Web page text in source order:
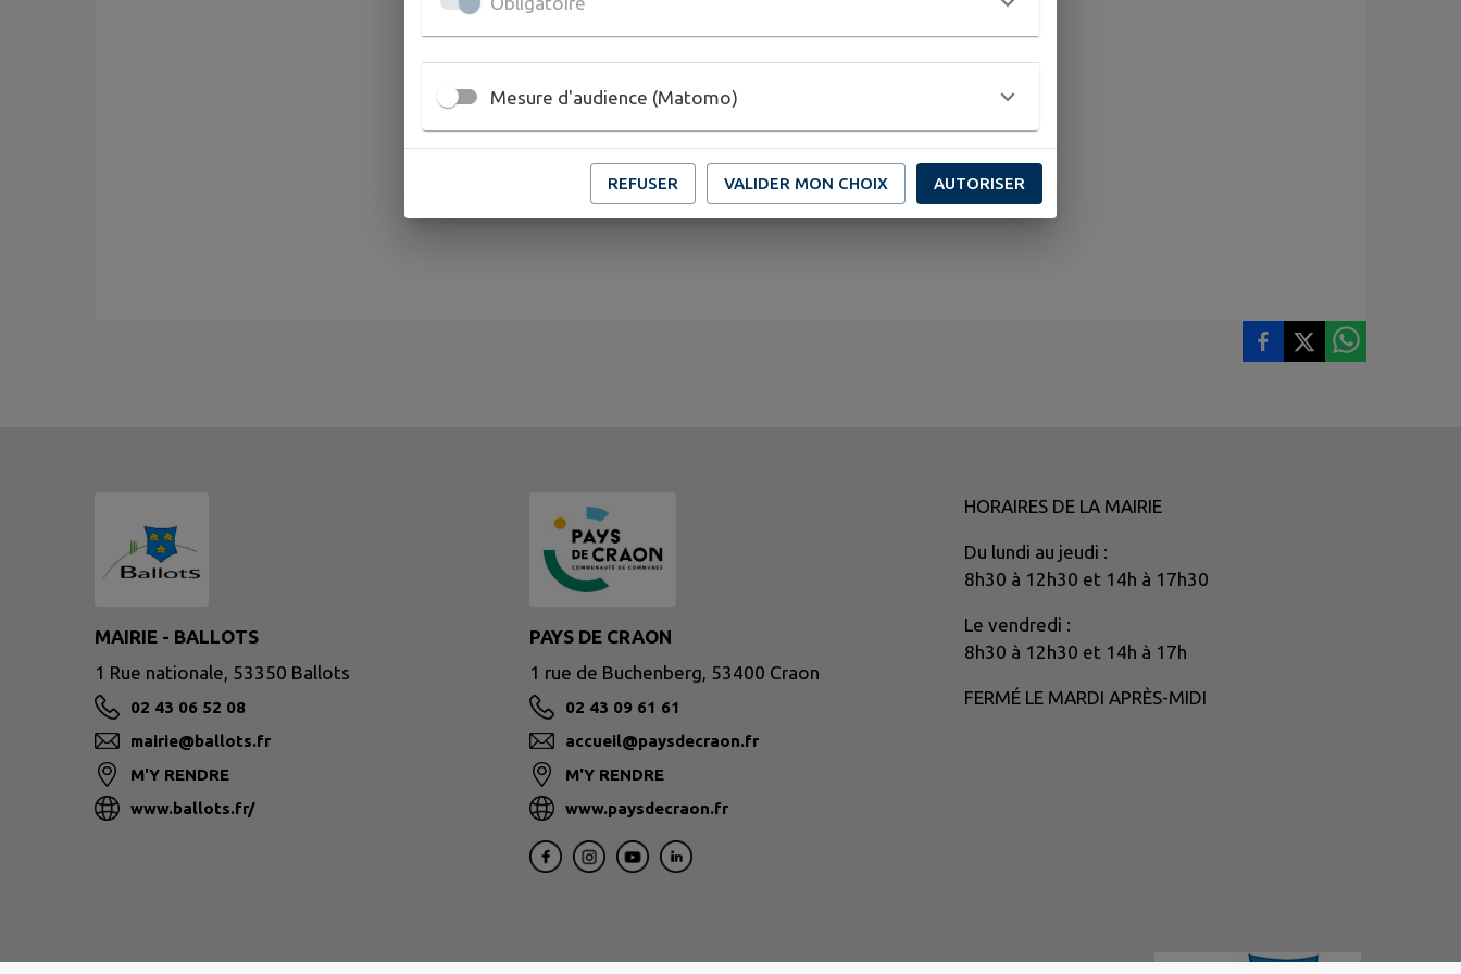
PLUS D'INFORMATIONS
https://www.paysdecraon.fr/les-ateliers-numeriques-de-juin/
MAIRIE - BALLOTS
1 Rue nationale, 53350 Ballots
02 43 06 52 08
mairie@ballots.fr
M'Y RENDRE
www.ballots.fr/
PAYS DE CRAON
1 rue de Buchenberg, 53400 Craon
02 43 09 61 61
accueil@paysdecraon.fr
M'Y RENDRE
www.paysdecraon.fr
HORAIRES DE LA MAIRIE
Du lundi au jeudi :
8h30 à 12h30 et 14h à 17h30
Le vendredi :
8h30 à 12h30 et 14h à 17h
FERMÉ LE MARDI APRÈS-MIDI
Mesure d'audience (Matomo)
REFUSER VALIDER MON CHOIX AUTORISER